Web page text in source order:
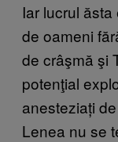
Iar lucrul
de oameni
de crâşmă şi
potenţial
anesteziați
Lenea nu se